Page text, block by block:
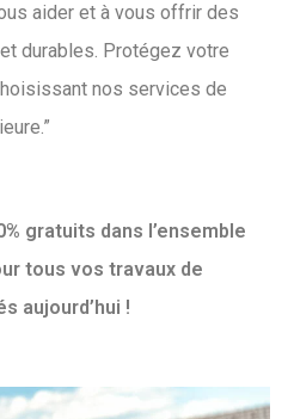
aider et à vous offrir des
durables. Protégez votre
nos services de
gratuits dans l’ensemble
tous vos travaux de
aujourd’hui !